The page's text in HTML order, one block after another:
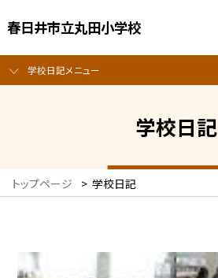
春日井市立丸田小学校
学校日記メニュー
学校日記
トップページ > 学校日記